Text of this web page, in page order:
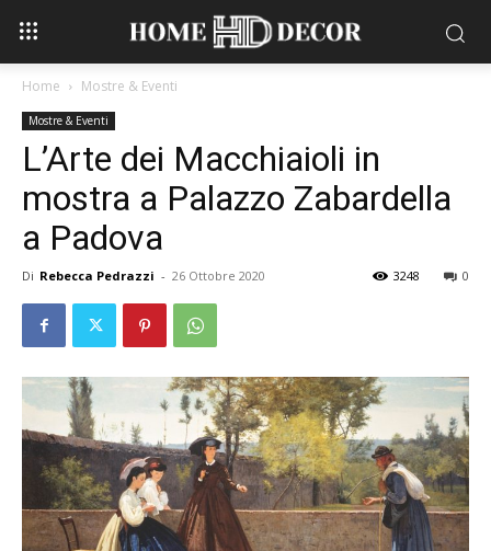
Home Mostre & Eventi
Mostre & Eventi
L’Arte dei Macchiaioli in
mostra a Palazzo Zabardella
a Padova
Di Rebecca Pedrazzi - 26 Ottobre 2020 0
3248